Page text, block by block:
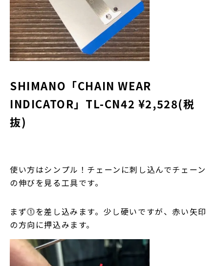
SHIMANO「CHAIN WEAR
INDICATOR」TL-CN42 ¥2,528(税
抜)
使い方はシンプル！チェーンに刺し込んでチェーン
の伸びを見る工具です。
まず⓵を差し込みます。少し硬いですが、赤い矢印
の方向に押込みます。